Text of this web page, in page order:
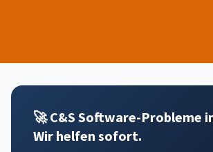
🚀 C&S Software-Probleme
Wir helfen sofort.